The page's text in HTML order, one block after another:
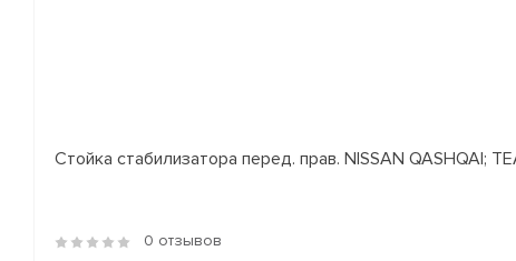
Стойка стабилизатора перед. прав. NISSAN QASHQAI;
0 отзывов